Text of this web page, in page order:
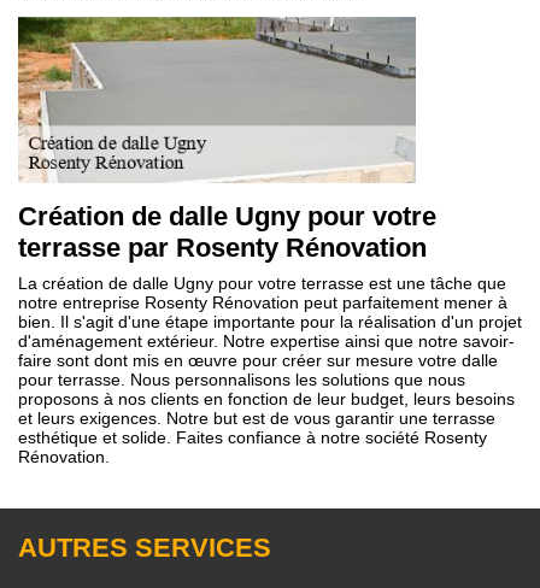
Création de dalle Ugny pour votre
terrasse par Rosenty Rénovation
La création de dalle Ugny pour votre terrasse est une tâche que
notre entreprise Rosenty Rénovation peut parfaitement mener à
bien. Il s'agit d'une étape importante pour la réalisation d'un projet
d'aménagement extérieur. Notre expertise ainsi que notre savoir-
faire sont dont mis en œuvre pour créer sur mesure votre dalle
pour terrasse. Nous personnalisons les solutions que nous
proposons à nos clients en fonction de leur budget, leurs besoins
et leurs exigences. Notre but est de vous garantir une terrasse
esthétique et solide. Faites confiance à notre société Rosenty
Rénovation.
AUTRES SERVICES